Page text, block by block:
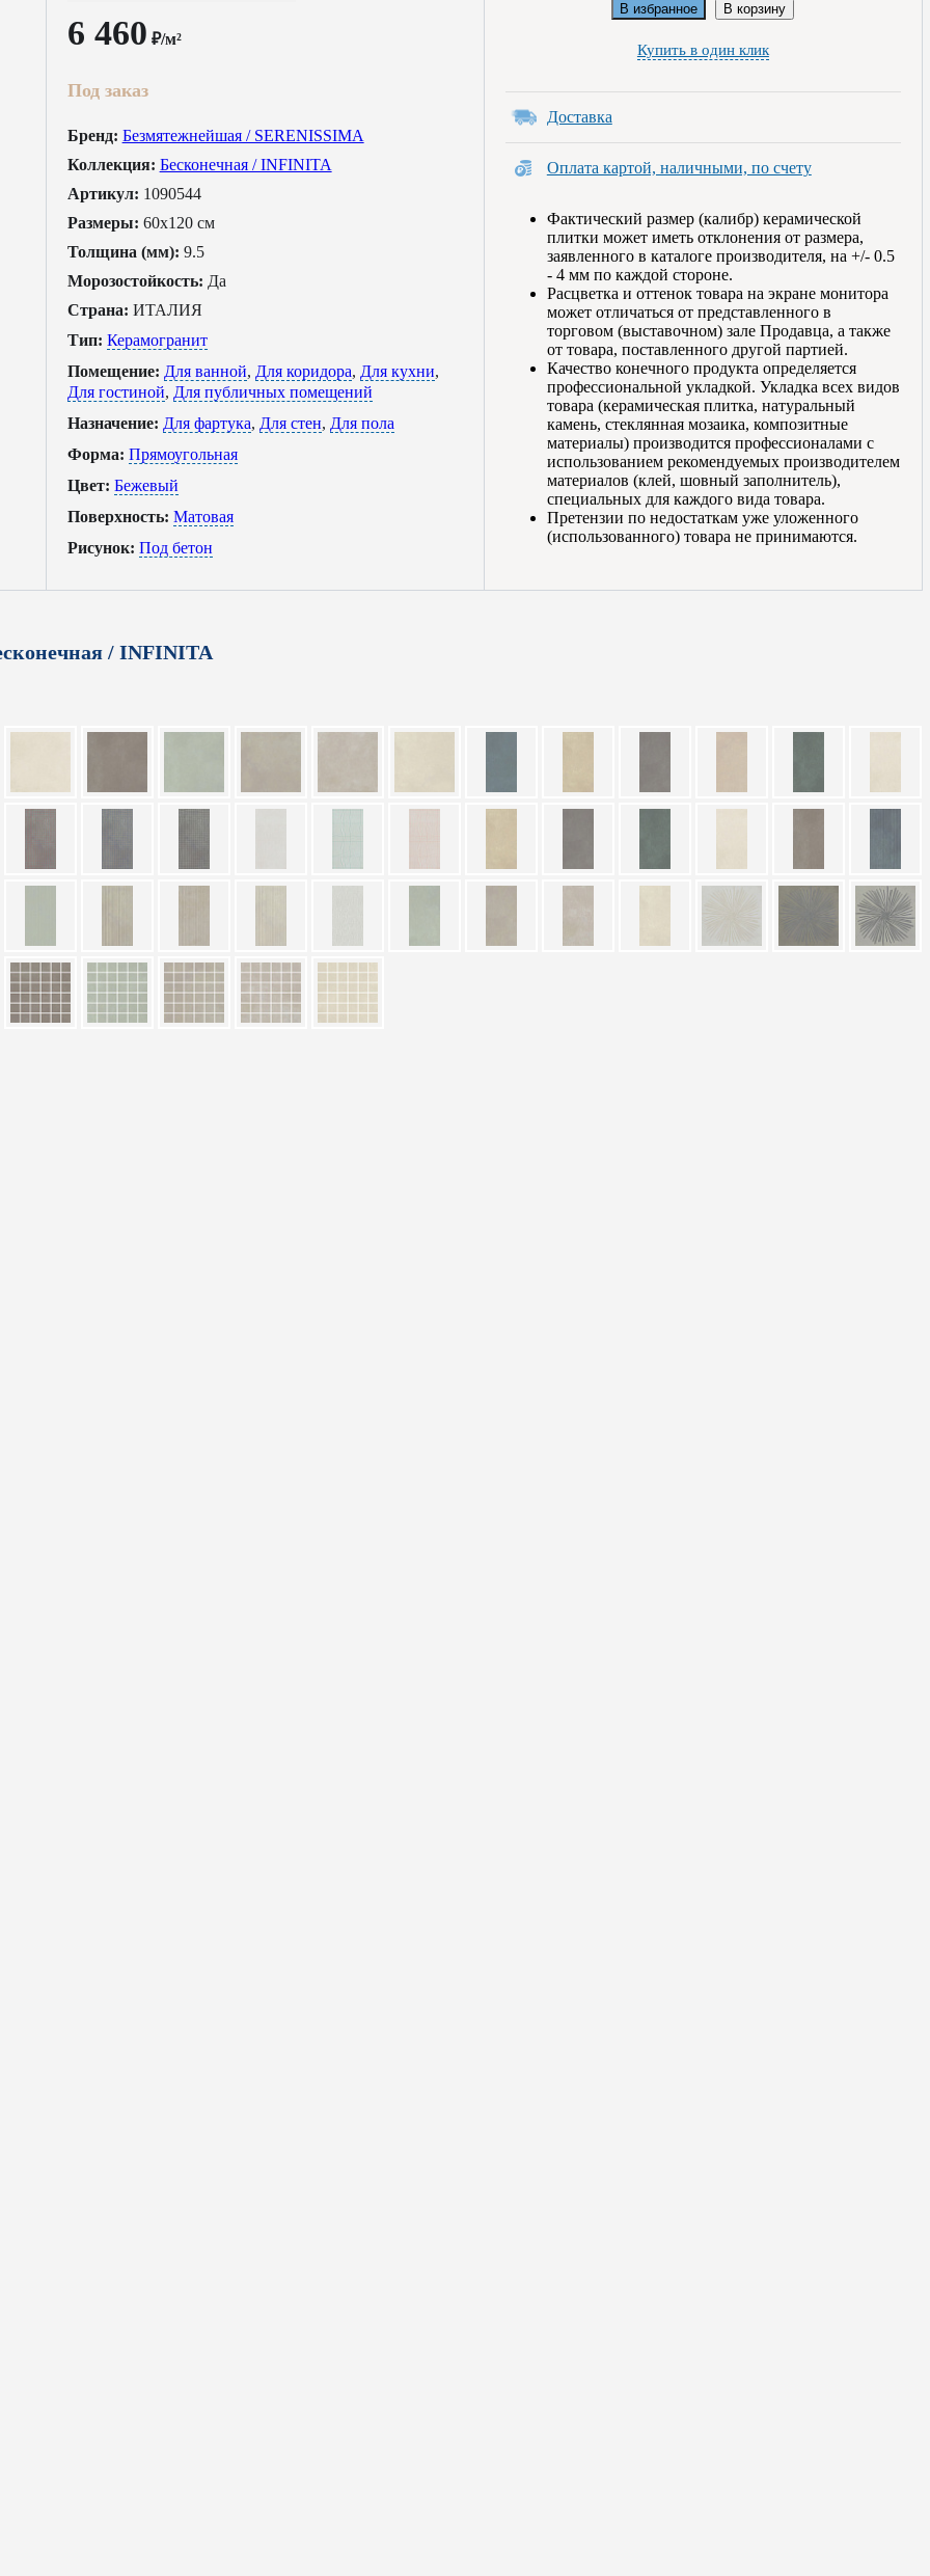
6 460 ₽/м²
Под заказ
Бренд: Безмятежнейшая / SERENISSIMA
Коллекция: Бесконечная / INFINITA
Артикул: 1090544
Размеры: 60x120 см
Толщина (мм): 9.5
Морозостойкость: Да
Страна: ИТАЛИЯ
Тип: Керамогранит
Помещение: Для ванной, Для коридора, Для кухни,
Для гостиной, Для публичных помещений
Назначение: Для фартука, Для стен, Для пола
Форма: Прямоугольная
Цвет: Бежевый
Поверхность: Матовая
Рисунок: Под бетон
В избранное В корзину
Купить в один клик
Доставка
Оплата картой, наличными, по счету
Фактический размер (калибр) керамической
плитки может иметь отклонения от размера,
заявленного в каталоге производителя, на +/- 0.5
- 4 мм по каждой стороне.
Расцветка и оттенок товара на экране монитора
может отличаться от представленного в
торговом (выставочном) зале Продавца, а также
от товара, поставленного другой партией.
Качество конечного продукта определяется
профессиональной укладкой. Укладка всех видов
товара (керамическая плитка, натуральный
камень, стеклянная мозаика, композитные
материалы) производится профессионалами с
использованием рекомендуемых производителем
материалов (клей, шовный заполнитель),
специальных для каждого вида товара.
Претензии по недостаткам уже уложенного
(использованного) товара не принимаются.
/ INFINITA